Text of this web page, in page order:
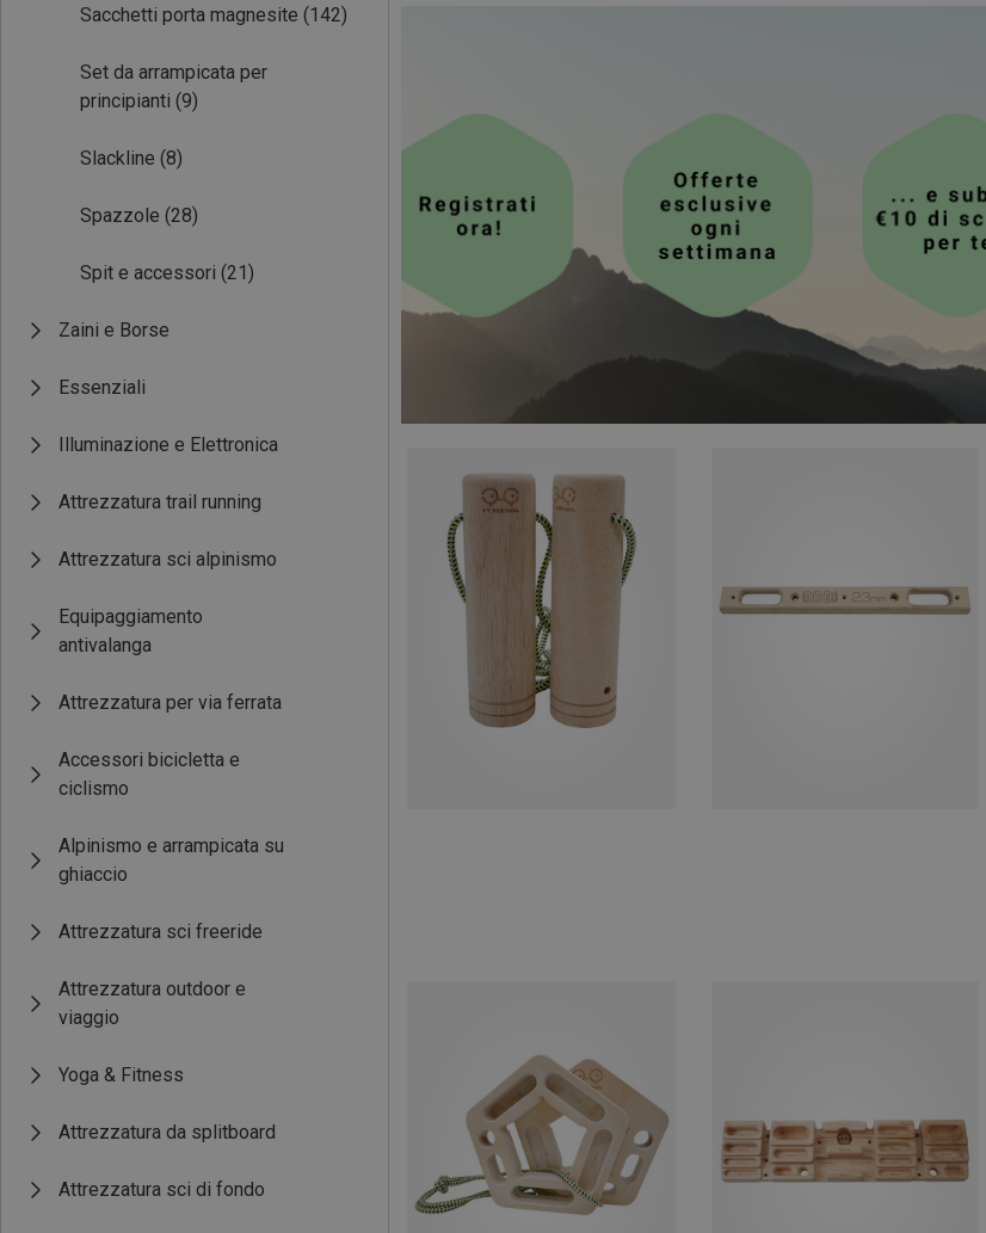
Sacchetti porta magnesite (142)
Set da arrampicata per
principianti (9)
Slackline (8)
Spazzole (28)
Spit e accessori (21)
Zaini e Borse
Essenziali
Illuminazione e Elettronica
Attrezzatura trail running
Attrezzatura sci alpinismo
Equipaggiamento
antivalanga
Attrezzatura per via ferrata
Accessori bicicletta e
ciclismo
Alpinismo e arrampicata su
ghiaccio
Attrezzatura sci freeride
Attrezzatura outdoor e
viaggio
Yoga & Fitness
Attrezzatura da splitboard
Attrezzatura sci di fondo